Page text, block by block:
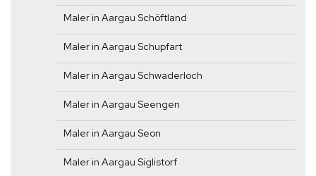
Maler in Aargau Schöftland
Maler in Aargau Schupfart
Maler in Aargau Schwaderloch
Maler in Aargau Seengen
Maler in Aargau Seon
Maler in Aargau Siglistorf